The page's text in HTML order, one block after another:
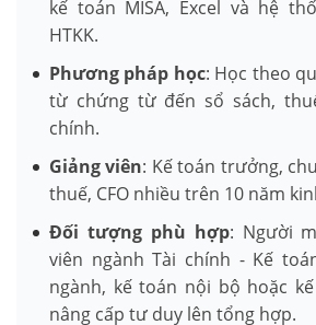
kế toán MISA, Excel và hệ
HTKK.
Phương pháp học: Học theo
từ chứng từ đến sổ sách,
chính.
Giảng viên: Kế toán trưởng,
thuế, CFO nhiều trên 10 năm
Đối tượng phù hợp: Người
viên ngành Tài chính - Kế
ngành, kế toán nội bộ hoặc
nâng cấp tư duy lên tổng hợp.